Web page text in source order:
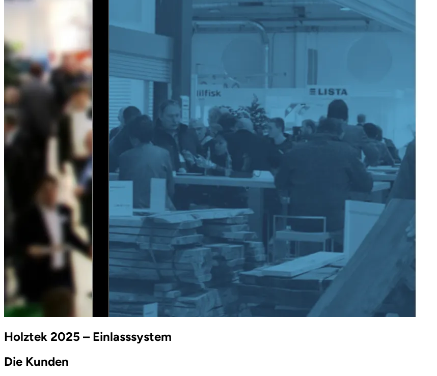
Holztek 2025 – Einlasssystem
Die Kunden